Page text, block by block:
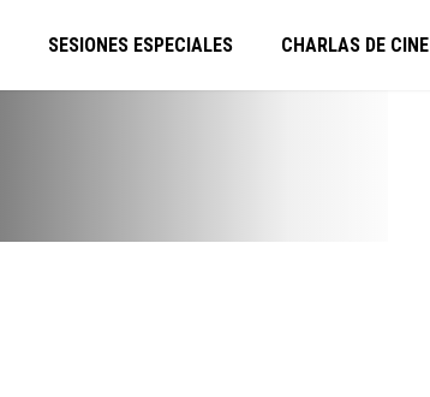
SESIONES ESPECIALES CHARLAS DE CINE